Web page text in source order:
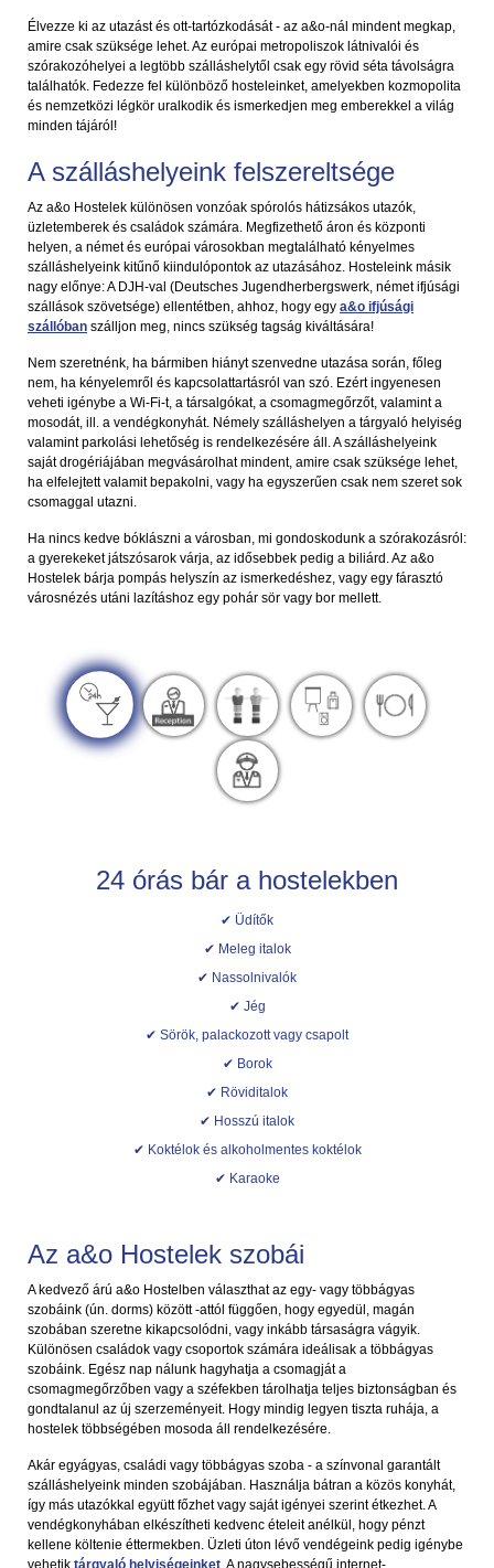
Élvezze ki az utazást és ott-tartózkodását - az a&o-nál mindent megkap,
amire csak szüksége lehet. Az európai metropoliszok látnivalói és
szórakozóhelyei a legtöbb szálláshelytől csak egy rövid séta távolságra
találhatók. Fedezze fel különböző hosteleinket, amelyekben kozmopolita
és nemzetközi légkör uralkodik és ismerkedjen meg emberekkel a világ
minden tájáról!
A szálláshelyeink felszereltsége
Az a&o Hostelek különösen vonzóak spórolós hátizsákos utazók,
üzletemberek és családok számára. Megfizethető áron és központi
helyen, a német és európai városokban megtalálható kényelmes
szálláshelyeink kitűnő kiindulópontok az utazásához. Hosteleink másik
nagy előnye: A DJH-val (Deutsches Jugendherbergswerk, német ifjúsági
szállások szövetsége) ellentétben, ahhoz, hogy egy a&o ifjúsági
szállóban szálljon meg, nincs szükség tagság kiváltására!
Nem szeretnénk, ha bármiben hiányt szenvedne utazása során, főleg
nem, ha kényelemről és kapcsolattartásról van szó. Ezért ingyenesen
veheti igénybe a Wi-Fi-t, a társalgókat, a csomagmegőrzőt, valamint a
mosodát, ill. a vendégkonyhát. Némely szálláshelyen a tárgyaló helyiség
valamint parkolási lehetőség is rendelkezésére áll. A szálláshelyeink
saját drogériájában megvásárolhat mindent, amire csak szüksége lehet,
ha elfelejtett valamit bepakolni, vagy ha egyszerűen csak nem szeret sok
csomaggal utazni.
Ha nincs kedve bóklászni a városban, mi gondoskodunk a szórakozásról:
a gyerekeket játszósarok várja, az idősebbek pedig a biliárd. Az a&o
Hostelek bárja pompás helyszín az ismerkedéshez, vagy egy fárasztó
városnézés utáni lazításhoz egy pohár sör vagy bor mellett.
24 órás bár a hostelekben
✔ Üdítők
✔ Meleg italok
✔ Nassolnivalók
✔ Jég
✔ Sörök, palackozott vagy csapolt
✔ Borok
✔ Röviditalok
✔ Hosszú italok
✔ Koktélok és alkoholmentes koktélok
✔ Karaoke
Az a&o Hostelek szobái
A kedvező árú a&o Hostelben választhat az egy- vagy többágyas
szobáink (ún. dorms) között -attól függően, hogy egyedül, magán
szobában szeretne kikapcsolódni, vagy inkább társaságra vágyik.
Különösen családok vagy csoportok számára ideálisak a többágyas
szobáink. Egész nap nálunk hagyhatja a csomagját a
csomagmegőrzőben vagy a széfekben tárolhatja teljes biztonságban és
gondtalanul az új szerzeményeit. Hogy mindig legyen tiszta ruhája, a
hostelek többségében mosoda áll rendelkezésére.
Akár egyágyas, családi vagy többágyas szoba - a színvonal garantált
szálláshelyeink minden szobájában. Használja bátran a közös konyhát,
így más utazókkal együtt főzhet vagy saját igényei szerint étkezhet. A
vendégkonyhában elkészítheti kedvenc ételeit anélkül, hogy pénzt
kellene költenie éttermekben. Üzleti úton lévő vendégeink pedig igénybe
vehetik tárgyaló helyiségeinket . A nagysebességű internet-